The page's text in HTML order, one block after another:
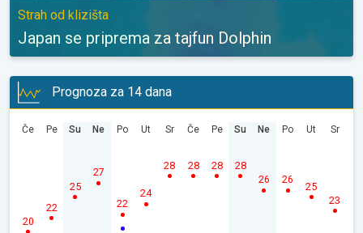
Strah od klizišta
Japan se priprema za tajfun Dolphin
Prognoza za 14 dana
Če
20
Pe
22
Su
25
Ne
27
Po
22
Ut
24
Sr
28
Če
28
Pe
28
Su
28
Ne
26
Po
26
Ut
25
Sr
23